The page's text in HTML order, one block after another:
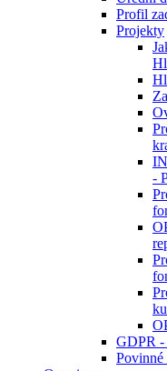
Profil
Projekty
-
GDPR -
Povinné